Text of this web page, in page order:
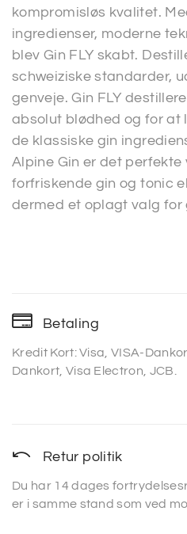
kompromisløs kvalitet.
ingredienser, moderne
blev Gin FLY skabt.
schweiziske standarder,
genveje. Gin FLY
absolut blødhed og for at
de klassiske gin
Alpine Gin er det
forfriskende gin og tonic
dermed et oplagt valg for
Betaling
Kredit Kort: Visa, VISA-
Dankort, Visa Electron, JCB.
Retur politik
Du har 14 dages
er i samme stand som ved